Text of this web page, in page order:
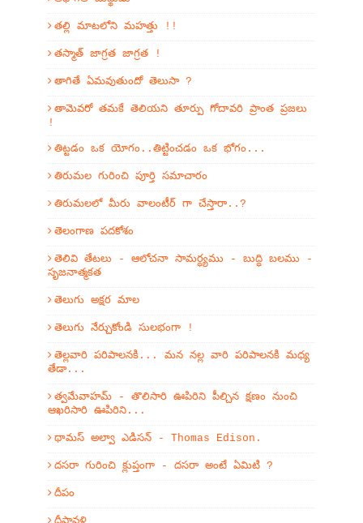
తల్లి మాటలోని మహత్తు !!
తస్మాత్ జాగ్రత జాగ్రత !
తాగితే ఏమవుతుందో తెలుసా ?
తామెవరో తమకే తెలియని తూర్పు గోదావరి ప్రాంత ప్రజలు
!
తిట్టడం ఒక యోగం..తిట్టించడం ఒక భోగం...
తిరుమల గురించి పూర్తి సమాచారం
తిరుమలలో మీరు వాలంటీర్ గా చేస్తారా..?
తెలంగాణ పదకోశం
తెలివి తేటలు - ఆలోచనా సామర్ధ్యము - బుద్ధి బలము -
సృజనాత్మకత
తెలుగు అక్షర మాల
తెలుగు నేర్చుకోండి సులభంగా !
తెల్లవారి పరిపాలనకి... మన నల్ల వారి పరిపాలనకి మధ్య
తేడా...
త్వమేవాహమ్‌ - తొలిసారి ఊపిరిని పీల్చిన క్షణం నుంచి
ఆఖరిసారి ఊపిరిని...
థామస్ అల్వా ఎడిసన్ - Thomas Edison.
దసరా గురించి క్లుప్తంగా - దసరా అంటే ఏమిటి ?
దీపం